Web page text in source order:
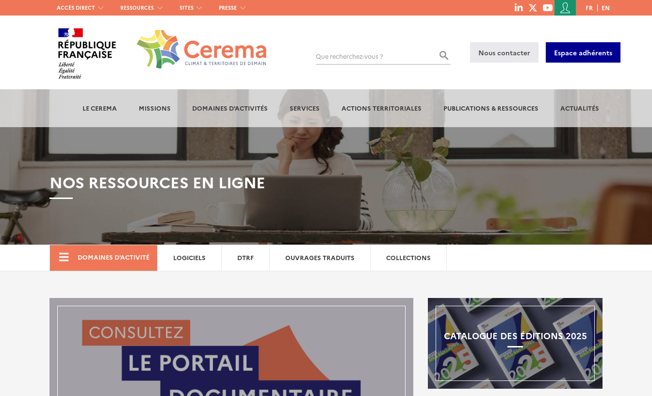
Menu
haut
gauche
ACCÈS DIRECT RESSOURCES SITES PRESSE
menu
Menu
du
de
l'utilisateur
FR EN
Que recherchez-vous ?
OK
Nous contacter Espace adhérents
LE CEREMA MISSIONS DOMAINES D'ACTIVITÉS SERVICES ACTIONS TERRITORIALES PUBLICATIONS & RESSOURCES ACTUALITÉS
NOS RESSOURCES EN LIGNE
BoutiqueDOMAINES D'ACTIVITÉ LOGICIELS DTRF OUVRAGES TRADUITS COLLECTIONS
CATALOGUE DES ÉDITIONS 2025